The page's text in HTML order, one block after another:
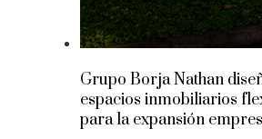
Grupo Borja Nathan
espacios inmobiliarios
para la expansión